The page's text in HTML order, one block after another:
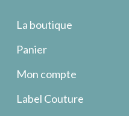
La boutique
Panier
Mon compte
Label Couture